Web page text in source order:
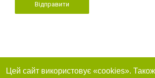
Відправити
Цей сайт використовує «cookies». Також